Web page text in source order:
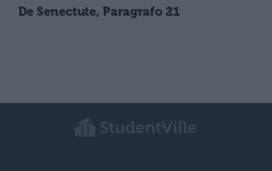
De Senectute, Paragrafo 21